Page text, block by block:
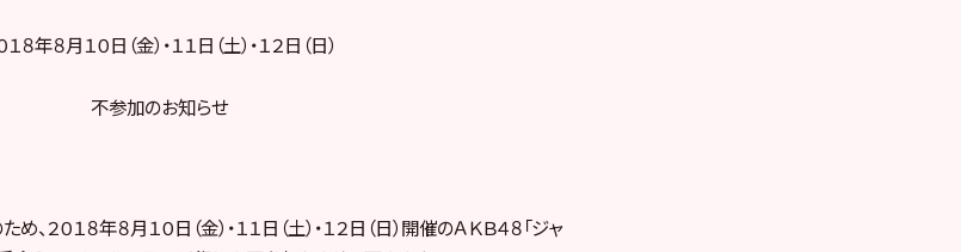
１８年８月１０日（金）・１１日（土）・１２日（日）
不参加のお知らせ
２０１８年８月１０日（金）・１１日（土）・１２日（日）開催のＡＫＢ４８「ジャ